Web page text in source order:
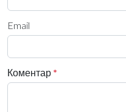
Email
Коментар *